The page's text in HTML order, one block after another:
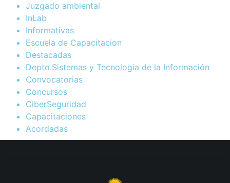
Juzgado ambiental
InLab
Informativas
Escuela de Capacitacion
Destacadas
Depto.Sistemas y Tecnología de la Información
Convocatorias
Concursos
CiberSeguridad
Capacitaciones
Acordadas